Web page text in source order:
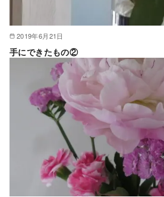
2019年6月21日
手にできたもの②